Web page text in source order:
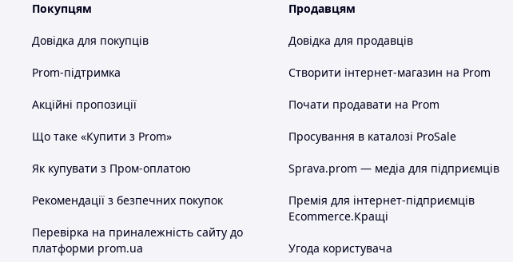
Покупцям
Довідка для покупців
Prom-підтримка
Акційні пропозиції
Що таке «Купити з Prom»
Як купувати з Пром-оплатою
Рекомендації з безпечних покупок
Перевірка на приналежність сайту до
платформи prom.ua
Продавцям
Довідка для продавців
Створити інтернет-магазин на Prom
Почати продавати на Prom
Просування в каталозі ProSale
Sprava.prom — медіа для підприємців
Премія для інтернет-підприємців
Ecommerce.Кращі
Угода користувача